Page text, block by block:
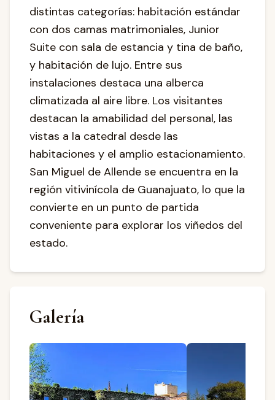
distintas categorías: habitación estándar
con dos camas matrimoniales, Junior
Suite con sala de estancia y tina de baño,
y habitación de lujo. Entre sus
instalaciones destaca una alberca
climatizada al aire libre. Los visitantes
destacan la amabilidad del personal, las
vistas a la catedral desde las
habitaciones y el amplio estacionamiento.
San Miguel de Allende se encuentra en la
región vitivinícola de Guanajuato, lo que la
convierte en un punto de partida
conveniente para explorar los viñedos del
estado.
Galería